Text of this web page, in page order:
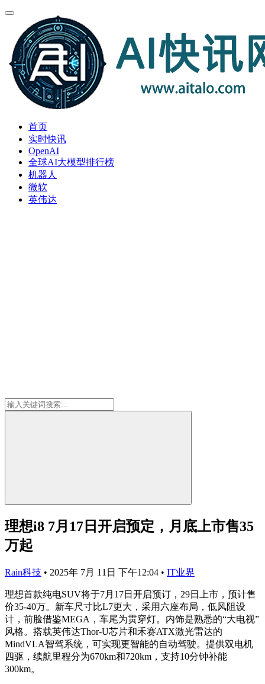
首页
实时快讯
OpenAI
全球AI大模型排行榜
机器人
微软
英伟达
理想i8 7月17日开启预定，月底上市售35
万起
Rain科技 • 2025年 7月 11日 下午12:04 • IT业界
理想首款纯电SUV将于7月17日开启预订，29日上市，预计售
价35-40万。新车尺寸比L7更大，采用六座布局，低风阻设
计，前脸借鉴MEGA，车尾为贯穿灯。内饰是熟悉的“大电视”
风格。搭载英伟达Thor-U芯片和禾赛ATX激光雷达的
MindVLA智驾系统，可实现更智能的自动驾驶。提供双电机
四驱，续航里程分为670km和720km，支持10分钟补能
300km。